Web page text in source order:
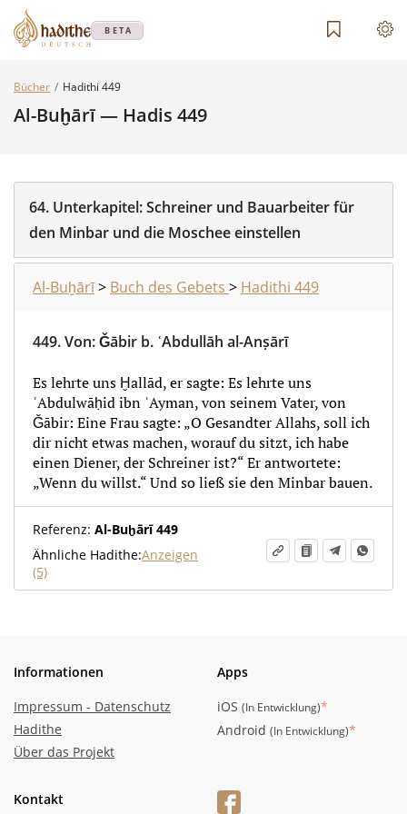
BETA
Bücher Hadithi 449
Al-Buḫārī — Hadis 449
64. Unterkapitel:Schreiner und Bauarbeiter für
den Minbar und die Moschee einstellen
Al-Buḫārī> Buch des Gebets > Hadithi 449
449.Von:Ǧābir b. ʿAbdullāh al-Anṣārī
Es lehrte uns Ḫallād, er sagte: Es lehrte uns
ʿAbdulwāḥid ibn ʾAyman, von seinem Vater, von
Ǧābir: Eine Frau sagte: „O Gesandter Allahs, soll ich
dir nicht etwas machen, worauf du sitzt, ich habe
einen Diener, der Schreiner ist?“ Er antwortete:
„Wenn du willst.“ Und so ließ sie den Minbar bauen.
Referenz: Al-Buḫārī 449
Ähnliche Hadithe:Anzeigen
(5)
Informationen
Impressum - Datenschutz
Hadithe
Über das Projekt
Apps
iOS (In Entwicklung)*
Android (In Entwicklung)*
Kontakt